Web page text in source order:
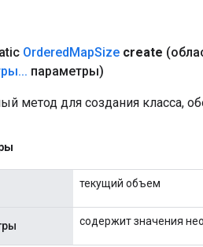
OrderedMapSize create
... параметры)
метод для создания класса,
текущий объем
содержит значения